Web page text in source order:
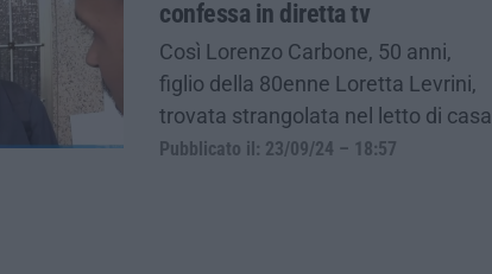
confessa in diretta tv
Così Lorenzo Carbone, 50 anni,
figlio della 80enne Loretta Levrini,
trovata strangolata nel letto di casa
Pubblicato il: 23/09/24 – 18:57